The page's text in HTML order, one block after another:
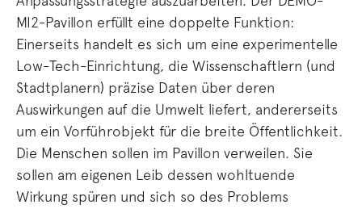
MI2-Pavillon erfüllt eine doppelte Funktion:
Einerseits handelt es sich um eine experimentelle
Low-Tech-Einrichtung, die Wissenschaftlern (und
Stadtplanern) präzise Daten über deren
Auswirkungen auf die Umwelt liefert, andererseits
um ein Vorführobjekt für die breite Öffentlichkeit.
Die Menschen sollen im Pavillon verweilen. Sie
sollen am eigenen Leib dessen wohltuende
Wirkung spüren und sich so des Problems